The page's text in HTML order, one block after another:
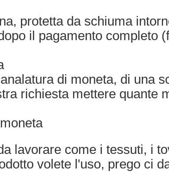
protetta da schiuma
il pagamento completo
di moneta, di una
richiesta mettere quante
lavorare come i tessuti, i
volete l'uso, prego ci